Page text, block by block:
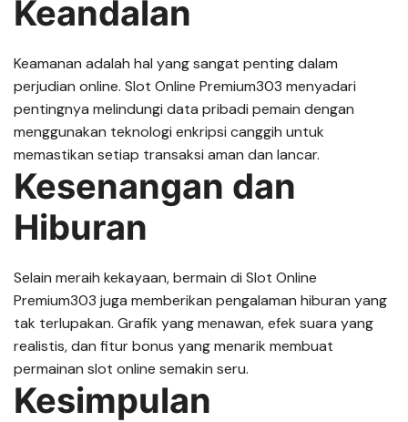
Keandalan
Keamanan adalah hal yang sangat penting dalam
perjudian online. Slot Online Premium303 menyadari
pentingnya melindungi data pribadi pemain dengan
menggunakan teknologi enkripsi canggih untuk
memastikan setiap transaksi aman dan lancar.
Kesenangan dan
Hiburan
Selain meraih kekayaan, bermain di Slot Online
Premium303 juga memberikan pengalaman hiburan yang
tak terlupakan. Grafik yang menawan, efek suara yang
realistis, dan fitur bonus yang menarik membuat
permainan slot online semakin seru.
Kesimpulan